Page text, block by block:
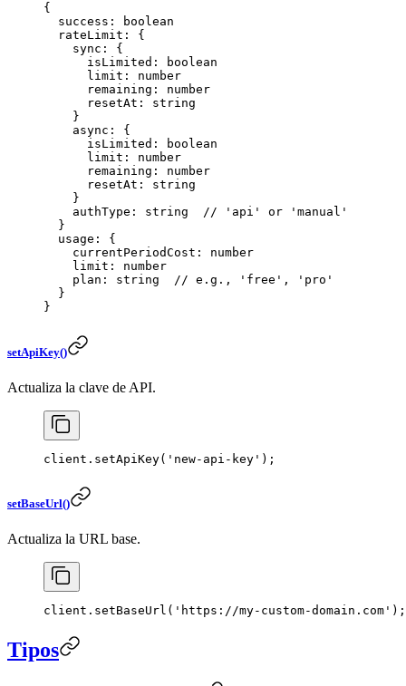
{
  success
: boolean
  rateLimit
: {
    sync
: {
      isLimited
: boolean
      limit
: number
      remaining
: number
      resetAt
: string
    }
    async
: {
      isLimited
: boolean
      limit
: number
      remaining
: number
      resetAt
: string
    }
    authType
: string // 'api' or 'manual'
  }
  usage
: {
    currentPeriodCost
: number
    limit
: number
    plan
: string // e.g., 'free', 'pro'
  }
}
setApiKey()
Actualiza la clave de API.
client. setApiKey( 'new-api-key' );
setBaseUrl()
Actualiza la URL base.
client. setBaseUrl ( 'https://my-custom-domain.com' );
Tipos